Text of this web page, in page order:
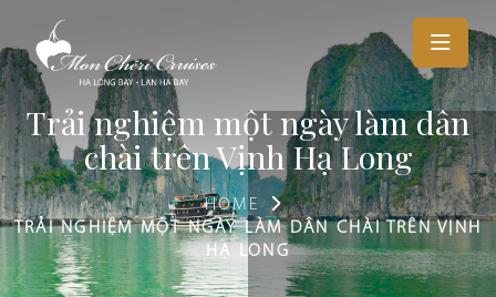
Trải nghiệm một ngày làm dân
chài trên Vịnh Hạ Long
HOME
TRẢI NGHIỆM MỘT NGÀY LÀM DÂN CHÀI TRÊN VỊNH
HẠ LONG